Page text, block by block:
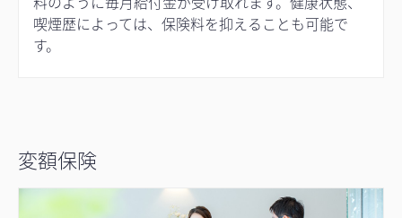
喫煙歴によっては、保険料を抑えることも可能で
す。
変額保険